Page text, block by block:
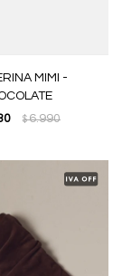
MIMI -
$6.990